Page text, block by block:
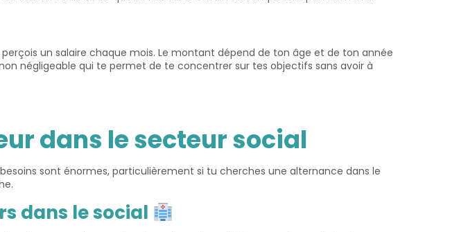
un salaire chaque mois. Le montant dépend de ton âge et de ton année
négligeable qui te permet de te concentrer sur tes objectifs sans avoir à
dans le secteur social
sont énormes, particulièrement si tu cherches une alternance dans le
dans le social